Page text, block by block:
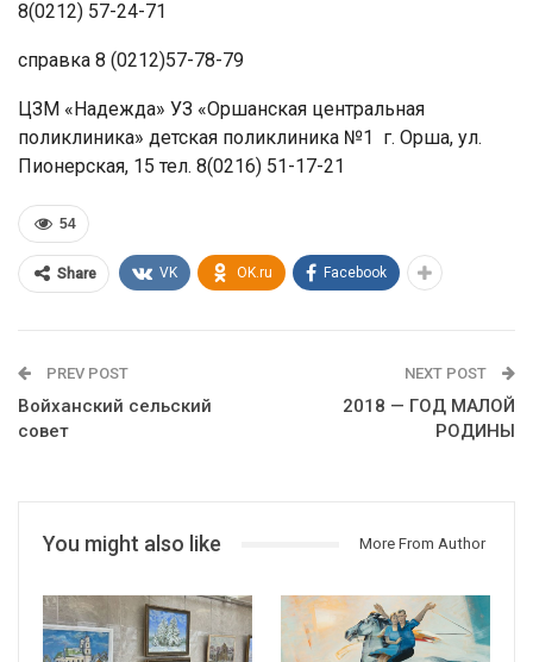
8(0212) 57-24-71
справка 8 (0212)57-78-79
ЦЗМ «Надежда» УЗ «Оршанская центральная
поликлиника» детская поликлиника №1 г. Орша, ул.
Пионерская, 15 тел. 8(0216) 51-17-21
54
Share VK OK.ru Facebook
PREV POST
Войханский сельский
совет
NEXT POST
2018 — ГОД МАЛОЙ
РОДИНЫ
You might also like More From Author